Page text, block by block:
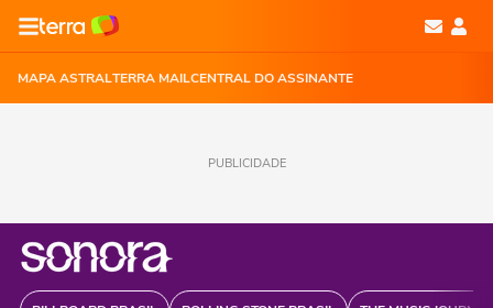
MAPA ASTRALTERRA MAILCENTRAL DO ASSINANTE
PUBLICIDADE